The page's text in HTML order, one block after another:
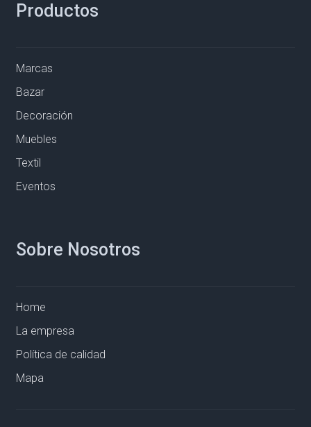
Productos
Marcas
Bazar
Decoración
Muebles
Textil
Eventos
Sobre Nosotros
Home
La empresa
Política de calidad
Mapa